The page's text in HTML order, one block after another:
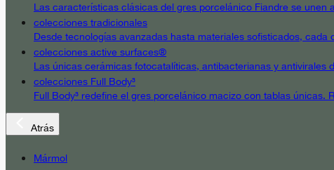
Las características clásicas del gres porcelánico Fiandre se
colecciones tradicionales
Desde tecnologías avanzadas hasta materiales sofisticados,
colecciones active surfaces®
Las únicas cerámicas fotocatalíticas, antibacterianas y
colecciones Full Body³
Full Body³ redefine el gres porcelánico macizo con tablas
Atrás
Mármol